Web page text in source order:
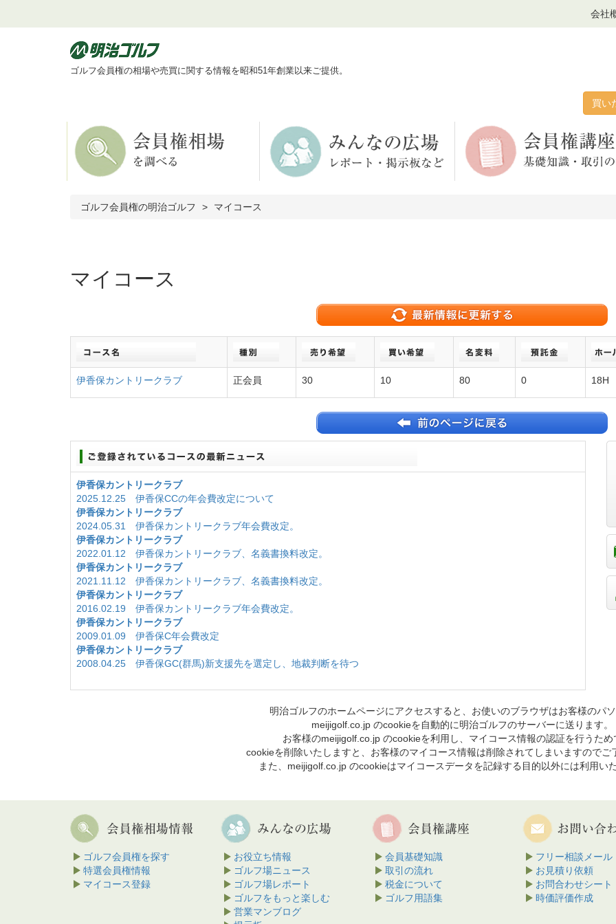
会社
ゴルフ会員権の相場や売買に関する情報を昭和51年創業以来ご提供。
買い
ゴルフ会員権の明治ゴルフ マイコース
マイコース
伊香保カントリークラブ 正会員 30 10 80 0 18H
伊香保カントリークラブ
2025.12.25 伊香保CCの年会費改定について
伊香保カントリークラブ
2024.05.31 伊香保カントリークラブ年会費改定。
伊香保カントリークラブ
2022.01.12 伊香保カントリークラブ、名義書換料改定。
伊香保カントリークラブ
2021.11.12 伊香保カントリークラブ、名義書換料改定。
伊香保カントリークラブ
2016.02.19 伊香保カントリークラブ年会費改定。
伊香保カントリークラブ
2009.01.09 伊香保C年会費改定
伊香保カントリークラブ
2008.04.25 伊香保GC(群馬)新支援先を選定し、地裁判断を待つ
明治ゴルフのホームページにアクセスすると、お使いのブラウザはお客様のパ
meijigolf.co.jp のcookieを自動的に明治ゴルフのサーバーに送ります。
お客様のmeijigolf.co.jp のcookieを利用し、マイコース情報の認証を行うため
cookieを削除いたしますと、お客様のマイコース情報は削除されてしまいますのでご
また、meijigolf.co.jp のcookieはマイコースデータを記録する目的以外には利用い
ゴルフ会員権を探す
特選会員権情報
マイコース登録
お役立ち情報
ゴルフ場ニュース
ゴルフ場レポート
ゴルフをもっと楽しむ
営業マンブログ
会員基礎知識
取引の流れ
税金について
ゴルフ用語集
フリー相談メール
お見積り依頼
お問合わせシート
時価評価作成